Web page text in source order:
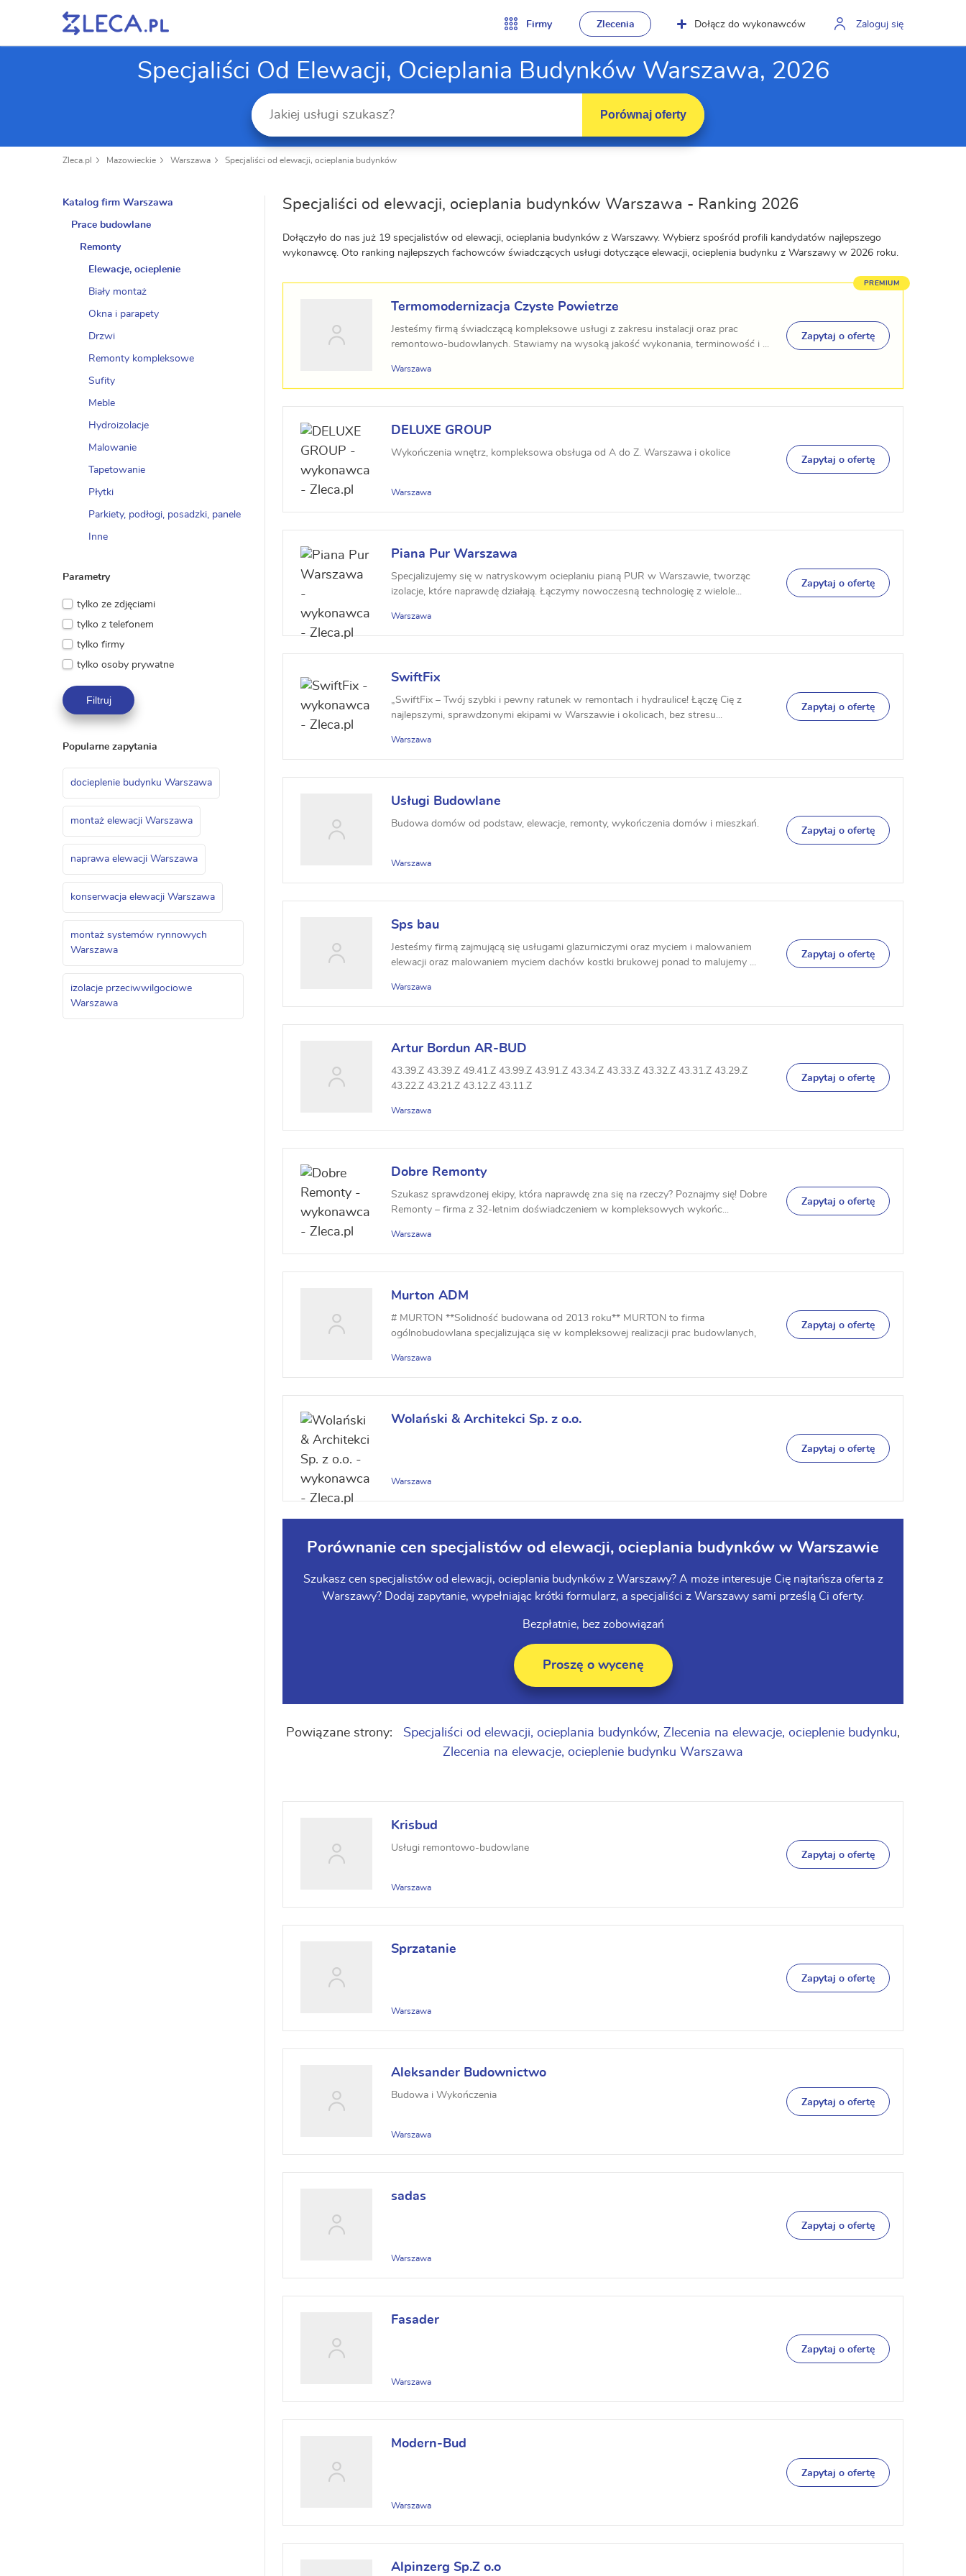
Firmy Zlecenia Dołącz do wykonawców Zaloguj się
Specjaliści Od Elewacji, Ocieplania Budynków Warszawa, 2026
Porównaj oferty
Zleca.pl Mazowieckie Warszawa Specjaliści od elewacji, ocieplania budynków
Specjaliści od elewacji, ocieplania budynków Warszawa - Ranking 2026
Dołączyło do nas już 19 specjalistów od elewacji, ocieplania budynków z Warszawy. Wybierz spośród profili kandydatów najlepszego
wykonawcę. Oto ranking najlepszych fachowców świadczących usługi dotyczące elewacji, ocieplenia budynku z Warszawy w 2026 roku.
Termomodernizacja Czyste Powietrze
Jesteśmy firmą świadczącą kompleksowe usługi z zakresu instalacji oraz prac
remontowo-budowlanych. Stawiamy na wysoką jakość wykonania, terminowość i ...
Warszawa
Zapytaj o ofertę
DELUXE GROUP
Wykończenia wnętrz, kompleksowa obsługa od A do Z. Warszawa i okolice
Warszawa
Zapytaj o ofertę
Piana Pur Warszawa
Specjalizujemy się w natryskowym ocieplaniu pianą PUR w Warszawie, tworząc
izolacje, które naprawdę działają. Łączymy nowoczesną technologię z wielole...
Warszawa
Zapytaj o ofertę
SwiftFix
„SwiftFix – Twój szybki i pewny ratunek w remontach i hydraulice! Łączę Cię z
najlepszymi, sprawdzonymi ekipami w Warszawie i okolicach, bez stresu...
Warszawa
Zapytaj o ofertę
Usługi Budowlane
Budowa domów od podstaw, elewacje, remonty, wykończenia domów i mieszkań.
Warszawa
Zapytaj o ofertę
Sps bau
Jesteśmy firmą zajmującą się usługami glazurniczymi oraz myciem i malowaniem
elewacji oraz malowaniem myciem dachów kostki brukowej ponad to malujemy ...
Warszawa
Zapytaj o ofertę
Artur Bordun AR-BUD
43.39.Z 43.39.Z 49.41.Z 43.99.Z 43.91.Z 43.34.Z 43.33.Z 43.32.Z 43.31.Z 43.29.Z
43.22.Z 43.21.Z 43.12.Z 43.11.Z
Warszawa
Zapytaj o ofertę
Dobre Remonty
Szukasz sprawdzonej ekipy, która naprawdę zna się na rzeczy? Poznajmy się! Dobre
Remonty – firma z 32-letnim doświadczeniem w kompleksowych wykońc...
Warszawa
Zapytaj o ofertę
Murton ADM
# MURTON **Solidność budowana od 2013 roku** MURTON to firma
ogólnobudowlana specjalizująca się w kompleksowej realizacji prac budowlanych,
Warszawa
Zapytaj o ofertę
Wolański & Architekci Sp. z o.o.
Warszawa
Zapytaj o ofertę
Porównanie cen specjalistów od elewacji, ocieplania budynków w Warszawie
Szukasz cen specjalistów od elewacji, ocieplania budynków z Warszawy? A może interesuje Cię najtańsza oferta z
Warszawy? Dodaj zapytanie, wypełniając krótki formularz, a specjaliści z Warszawy sami prześlą Ci oferty.
Bezpłatnie, bez zobowiązań
Proszę o wycenę
Powiązane strony: Specjaliści od elewacji, ocieplania budynków, Zlecenia na elewacje, ocieplenie budynku,
Zlecenia na elewacje, ocieplenie budynku Warszawa
Krisbud
Usługi remontowo-budowlane
Warszawa
Zapytaj o ofertę
Sprzatanie
Warszawa
Zapytaj o ofertę
Aleksander Budownictwo
Budowa i Wykończenia
Warszawa
Zapytaj o ofertę
sadas
Warszawa
Zapytaj o ofertę
Fasader
Warszawa
Zapytaj o ofertę
Modern-Bud
Warszawa
Zapytaj o ofertę
Alpinzerg Sp.Z o.o
Katalog firm Warszawa
Prace budowlane
Remonty
Elewacje, ocieplenie
Biały montaż
Okna i parapety
Drzwi
Remonty kompleksowe
Sufity
Meble
Hydroizolacje
Malowanie
Tapetowanie
Płytki
Parkiety, podłogi, posadzki, panele
Inne
Parametry
tylko ze zdjęciami
tylko z telefonem
tylko firmy
tylko osoby prywatne
Filtruj
Popularne zapytania
docieplenie budynku Warszawa
montaż elewacji Warszawa
naprawa elewacji Warszawa
konserwacja elewacji Warszawa
montaż systemów rynnowych
Warszawa
izolacje przeciwwilgociowe
Warszawa